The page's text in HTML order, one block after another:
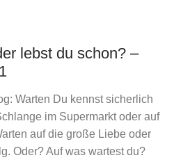
lebst du schon? –
Warten Du kennst sicherlich
im Supermarkt oder auf
auf die große Liebe oder
Oder? Auf was wartest du?